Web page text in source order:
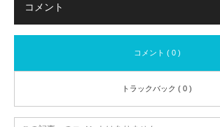
コメント
コメント ( 0 )
トラックバック ( 0 )